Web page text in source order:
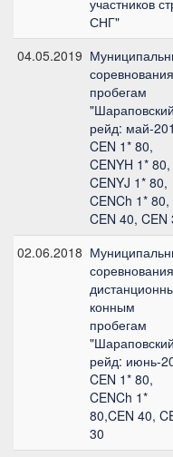
участников
СНГ"
04.05.2019
пробегам
"Шараповский
рейд: май-
CEN 1* 80,
CENYH 1* 80,
CENYJ 1* 80,
CENCh 1* 80,
CEN 40, CEN
02.06.2018
конным
пробегам
"Шараповский
рейд: июнь-
CEN 1* 80,
CENCh 1*
80,CEN 40,
30